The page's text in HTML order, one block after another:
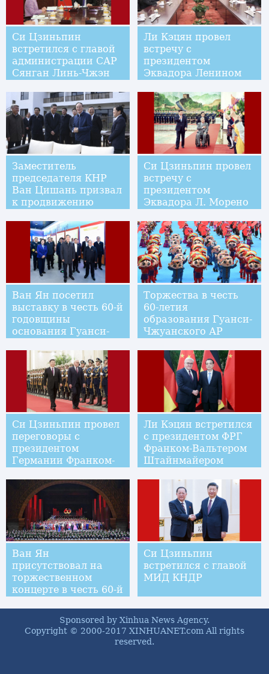
Си Цзиньпин
встретился с главой
администрации САР
Сянган Линь-Чжэн
Ли Кэцян провел
встречу с
президентом
Эквадора Ленином
Заместитель
председателя КНР
Ван Цишань призвал
к продвижению
Си Цзиньпин провел
встречу с
президентом
Эквадора Л. Морено
Ван Ян посетил
выставку в честь 60-й
годовщины
основания Гуанси-
автономного района
Торжества в честь
60-летия
образования Гуанси-
Чжуанского АР
Си Цзиньпин провел
переговоры с
президентом
Германии Франком-
Штайнмайером
Ли Кэцян встретился
с президентом ФРГ
Франком-Вальтером
Штайнмайером
Ван Ян
присутствовал на
торжественном
концерте в честь 60-й
Чжуанского
автономного района
Си Цзиньпин
встретился с главой
МИД КНДР
Sponsored by Xinhua News Agency.
Copyright © 2000-2017 XINHUANET.com All rights
reserved.